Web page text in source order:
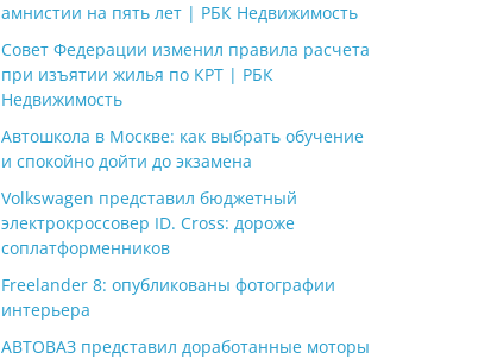
амнистии на пять лет | РБК Недвижимость
Совет Федерации изменил правила расчета
при изъятии жилья по КРТ | РБК
Недвижимость
Автошкола в Москве: как выбрать обучение
и спокойно дойти до экзамена
Volkswagen представил бюджетный
электрокроссовер ID. Cross: дороже
соплатформенников
Freelander 8: опубликованы фотографии
интерьера
АВТОВАЗ представил доработанные моторы